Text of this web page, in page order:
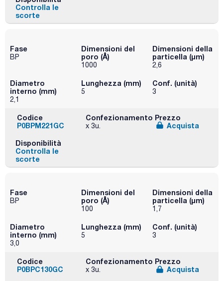
Controlla le
scorte
Fase
BP
Dimensioni del
poro (Å)
1000
Dimensioni della
particella (μm)
2,6
Diametro
interno (mm)
2,1
Lunghezza (mm)
5
Conf. (unità)
3
Codice
P0BPM221GC
Confezionamento
x 3u.
Prezzo
Acquista
Disponibilità
Controlla le
scorte
Fase
BP
Dimensioni del
poro (Å)
100
Dimensioni della
particella (μm)
1,7
Diametro
interno (mm)
3,0
Lunghezza (mm)
5
Conf. (unità)
3
Codice
P0BPC130GC
Confezionamento
x 3u.
Prezzo
Acquista